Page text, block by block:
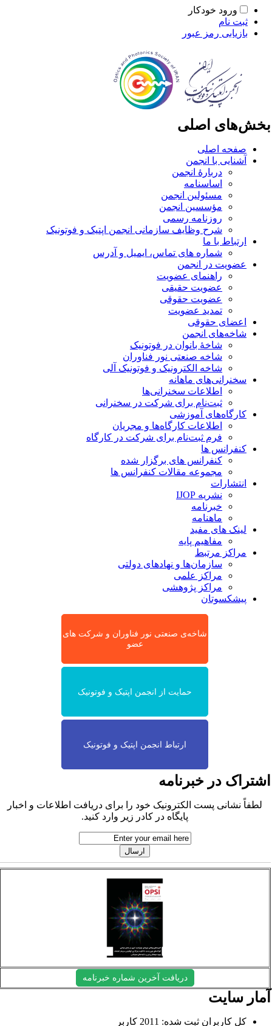
ورود خودکار
ثبت نام
بازیابی رمز عبور
اصلی
صفحه اصلی
آشنایی با انجمن
دربارۀ انجمن
اساسنامه
مسئولین انجمن
مؤسسین انجمن
روزنامه رسمی
شرح وظایف سازمانی انجمن اپتیک و فوتونیک
ارتباط با ما
شماره های تماس، ایمیل و آدرس
عضویت در انجمن
راهنمای عضویت
عضویت حقیقی
عضویت حقوقی
تمدید عضویت
اعضای حقوقی
شاخه‌های انجمن
شاخۀ بانوان در فوتونیک
شاخه صنعتی نور فناوران
شاخه‌ الکترونیک و فوتونیک آلی
سخنرانی‌های ماهانه
اطلاعات سخنرانی‌‌ها
ثبت‌نام برای شرکت در سخنرانی
کارگاه‌های آموزشی
اطلاعات کارگاه‌ها و مجریان
فرم ثبت‌نام برای شرکت در کارگاه
کنفرانس ها
کنفرانس های برگزار شده
مجموعه مقالات کنفرانس ها
انتشارات
نشریه IJOP
خبرنامه
ماهنامه
لینک های مفید
مفاهیم پایه
مراکز مرتبط
سازمان‌ها و نهادهای دولتی
مراکز علمی
مراکز پژوهشی
پیشکسوتان
شاخه‌ی صنعتی نور فناوران و شرکت های
عضو
حمایت از انجمن اپتیک و فوتونیک
ارتباط انجمن اپتیک و فوتونیک
در خبرنامه
لطفاً نشانی پست الکترونیک خود را برای دریافت اطلاعات و اخبار
پایگاه در کادر زیر وارد کنید.
دریافت آخرین شماره خبرنامه
سایت
کل کاربران ثبت شده: 2011 کاربر